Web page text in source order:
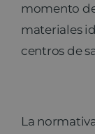
momento
materiales
centros de
La